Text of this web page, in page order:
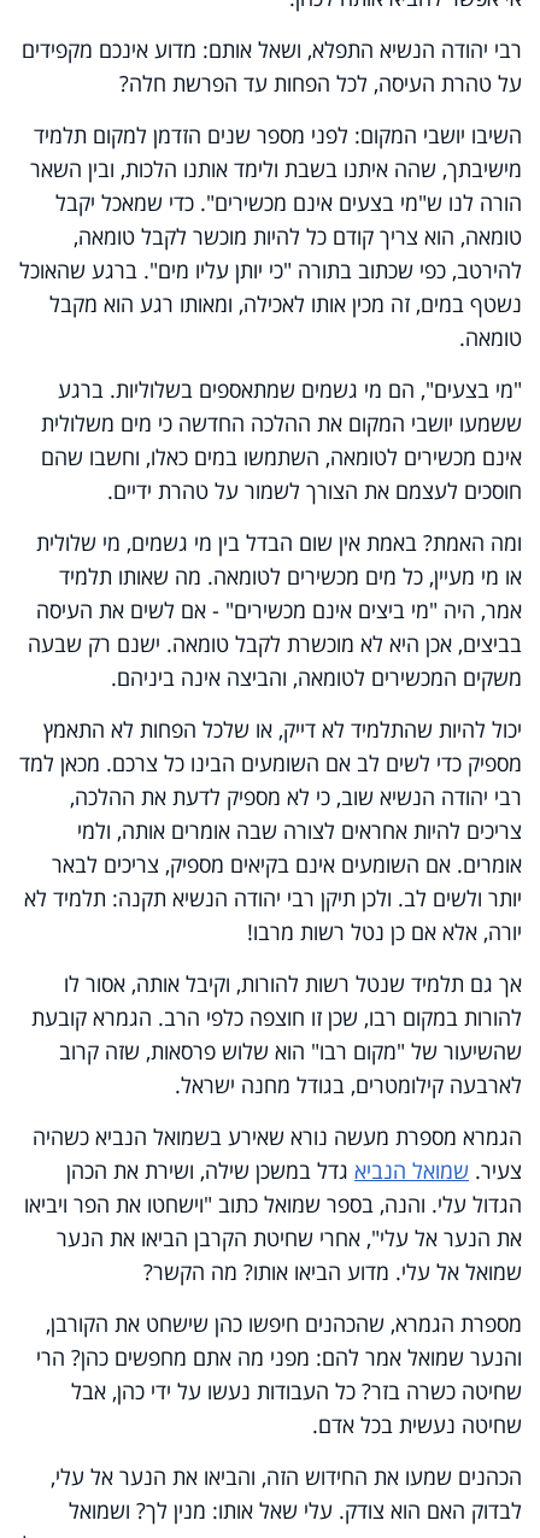
רבי יהודה הנשיא התפלא, ושאל אותם: מדוע אינכם מקפידים
על טהרת העיסה, לכל הפחות עד הפרשת חלה?
השיבו יושבי המקום: לפני מספר שנים הזדמן למקום תלמיד
מישיבתך, שהה איתנו בשבת ולימד אותנו הלכות, ובין השאר
הורה לנו ש"מי בצעים אינם מכשירים". כדי שמאכל יקבל
טומאה, הוא צריך קודם כל להיות מוכשר לקבל טומאה,
להירטב, כפי שכתוב בתורה "כי יותן עליו מים". ברגע שהאוכל
נשטף במים, זה מכין אותו לאכילה, ומאותו רגע הוא מקבל
טומאה.
"מי בצעים", הם מי גשמים שמתאספים בשלוליות. ברגע
ששמעו יושבי המקום את ההלכה החדשה כי מים משלולית
אינם מכשירים לטומאה, השתמשו במים כאלו, וחשבו שהם
חוסכים לעצמם את הצורך לשמור על טהרת ידיים.
ומה האמת? באמת אין שום הבדל בין מי גשמים, מי שלולית
או מי מעיין, כל מים מכשירים לטומאה. מה שאותו תלמיד
אמר, היה "מי ביצים אינם מכשירים" - אם לשים את העיסה
בביצים, אכן היא לא מוכשרת לקבל טומאה. ישנם רק שבעה
משקים המכשירים לטומאה, והביצה אינה ביניהם.
יכול להיות שהתלמיד לא דייק, או שלכל הפחות לא התאמץ
מספיק כדי לשים לב אם השומעים הבינו כל צרכם. מכאן למד
רבי יהודה הנשיא שוב, כי לא מספיק לדעת את ההלכה,
צריכים להיות אחראים לצורה שבה אומרים אותה, ולמי
אומרים. אם השומעים אינם בקיאים מספיק, צריכים לבאר
יותר ולשים לב. ולכן תיקן רבי יהודה הנשיא תקנה: תלמיד לא
יורה, אלא אם כן נטל רשות מרבו!
אך גם תלמיד שנטל רשות להורות, וקיבל אותה, אסור לו
להורות במקום רבו, שכן זו חוצפה כלפי הרב. הגמרא קובעת
שהשיעור של "מקום רבו" הוא שלוש פרסאות, שזה קרוב
לארבעה קילומטרים, בגודל מחנה ישראל.
הגמרא מספרת מעשה נורא שאירע בשמואל הנביא כשהיה
צעיר. שמואל הנביא גדל במשכן שילה, ושירת את הכהן
הגדול עלי. והנה, בספר שמואל כתוב "וישחטו את הפר ויביאו
את הנער אל עלי", אחרי שחיטת הקרבן הביאו את הנער
שמואל אל עלי. מדוע הביאו אותו? מה הקשר?
מספרת הגמרא, שהכהנים חיפשו כהן שישחט את הקורבן,
והנער שמואל אמר להם: מפני מה אתם מחפשים כהן? הרי
שחיטה כשרה בזר? כל העבודות נעשו על ידי כהן, אבל
שחיטה נעשית בכל אדם.
הכהנים שמעו את החידוש הזה, והביאו את הנער אל עלי,
לבדוק האם הוא צודק. עלי שאל אותו: מנין לך? ושמואל